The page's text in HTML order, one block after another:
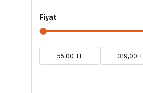
Soft Sarı
Fiyat